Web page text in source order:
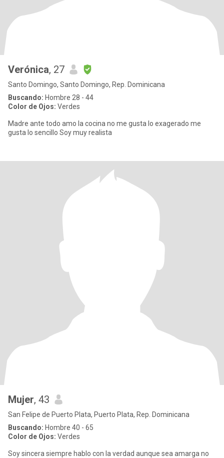
Verónica, 27
Santo Domingo, Santo Domingo, Rep. Dominicana
Buscando: Hombre 28 - 44
Color de Ojos: Verdes
Madre ante todo amo la cocina no me gusta lo exagerado me
gusta lo sencillo Soy muy realista
Mujer, 43
San Felipe de Puerto Plata, Puerto Plata, Rep. Dominicana
Buscando: Hombre 40 - 65
Color de Ojos: Verdes
Soy sincera siempre hablo con la verdad aunque sea amarga no